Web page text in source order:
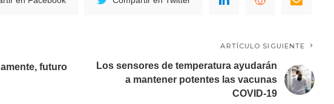
futuro
ARTÍCULO SIGUIENTE
Los sensores de temperatura ayudarán
a mantener potentes las vacunas
COVID-19